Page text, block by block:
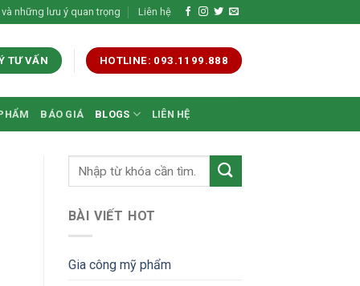
những lưu ý quan trọng Liên hệ
TƯ VẤN HOTLINE: 093.1199.888
BÁO GIÁ BLOGS LIÊN HỆ
BÀI VIẾT HOT
Gia công mỹ phẩm